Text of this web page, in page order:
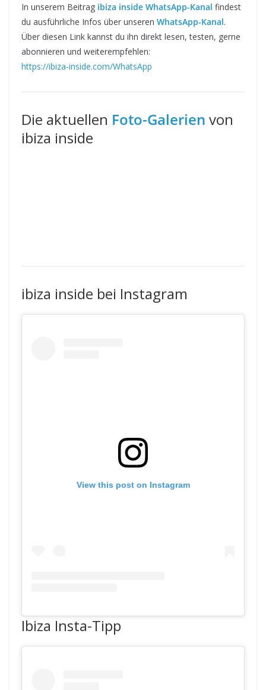
In unserem Beitrag ibiza inside WhatsApp-Kanal findest
du ausführliche Infos über unseren WhatsApp-Kanal.
Über diesen Link kannst du ihn direkt lesen, testen, gerne
abonnieren und weiterempfehlen:
https://ibiza-inside.com/WhatsApp
Die aktuellen Foto-Galerien von
ibiza inside
ibiza inside bei Instagram
View this post on Instagram
Ibiza Insta-Tipp